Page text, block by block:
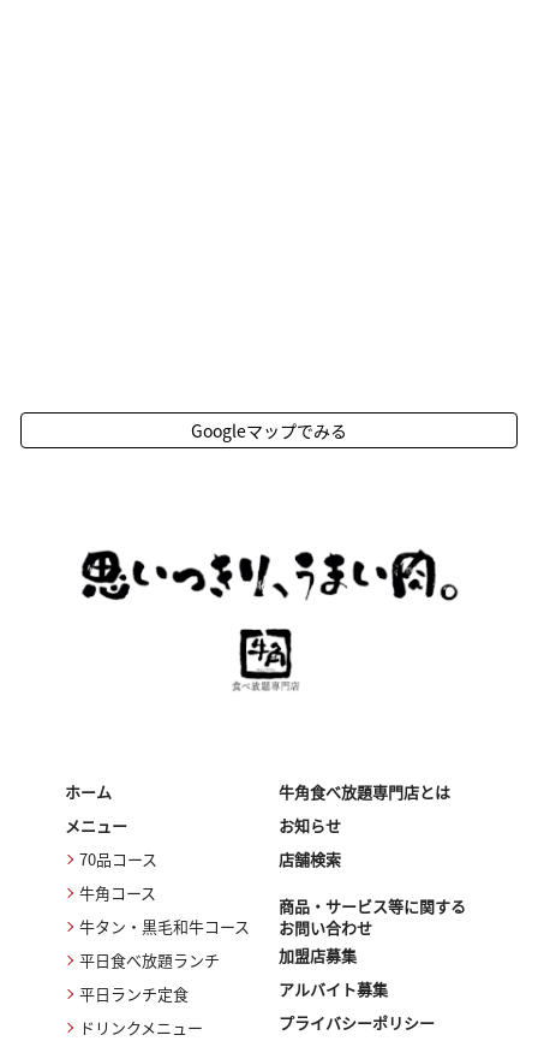
Googleマップでみる
ホーム
メニュー
70品コース
牛角コース
牛タン・黒毛和牛コース
平日食べ放題ランチ
平日ランチ定食
ドリンクメニュー
牛角食べ放題専門店とは
お知らせ
店舗検索
商品・サービス等に関する
お問い合わせ
加盟店募集
アルバイト募集
プライバシーポリシー